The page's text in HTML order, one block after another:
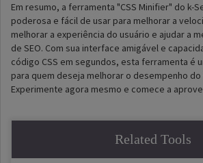
Em resumo, a ferramenta "CSS Minifier" do k-
poderosa e fácil de usar para melhorar a
melhorar a experiência do usuário e ajudar a
de SEO. Com sua interface amigável e
código CSS em segundos, esta ferramenta é
para quem deseja melhorar o desempenho
Experimente agora mesmo e comece a
Related Tools